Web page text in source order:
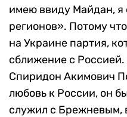
имею ввиду Майдан, я
регионов». Потому
на Украине партия,
сближение с
Спиридон Акимович
любовь к России, он
служил с Брежневым,